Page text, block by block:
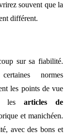
souvent que la
différent.
sur sa fiabilité.
normes
les points de vue
les articles de
et manichéen.
avec des bons et